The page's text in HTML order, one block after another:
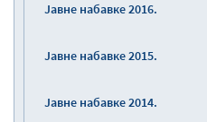
Јавне набавке 2016.
Јавне набавке 2015.
Јавне набавке 2014.